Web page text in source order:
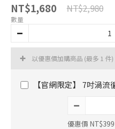
NT$1,680 NT$2,980
數量
以優惠價加購商品 (最多 1 件)
【官網限定】 7吋渦
優惠價 NT$399